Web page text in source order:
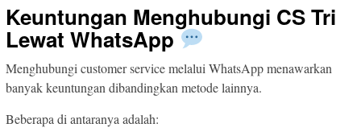
Keuntungan Menghubungi CS Tri
Lewat WhatsApp
Menghubungi customer service melalui WhatsApp menawarkan
banyak keuntungan dibandingkan metode lainnya.
Beberapa di antaranya adalah: